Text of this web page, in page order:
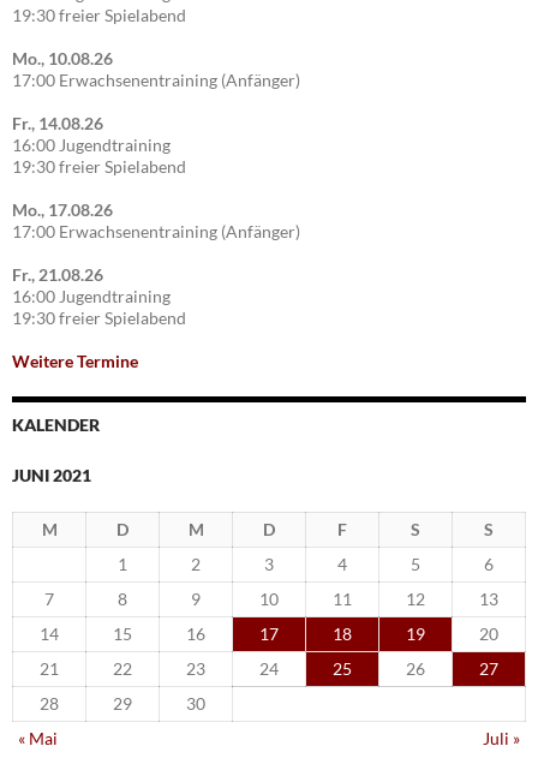
19:30 freier Spielabend
Mo., 10.08.26
17:00 Erwachsenentraining (Anfänger)
Fr., 14.08.26
16:00 Jugendtraining
19:30 freier Spielabend
Mo., 17.08.26
17:00 Erwachsenentraining (Anfänger)
Fr., 21.08.26
16:00 Jugendtraining
19:30 freier Spielabend
Weitere Termine
KALENDER
JUNI 2021
M D M D F S
S
1
2 3 4 5
6
7
8 9 10 11 12
13
14
15 16 17 18 19
20
21
22 23 24 25 26
27
28
29
30
« Mai
Juli »